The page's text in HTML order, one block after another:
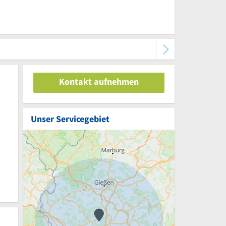
Kontakt aufnehmen
Unser Servicegebiet